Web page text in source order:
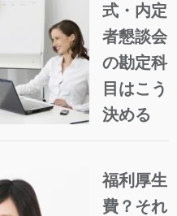
式・内定
者懇談会
の勘定科
目はこう
決める
福利厚生
費？それ